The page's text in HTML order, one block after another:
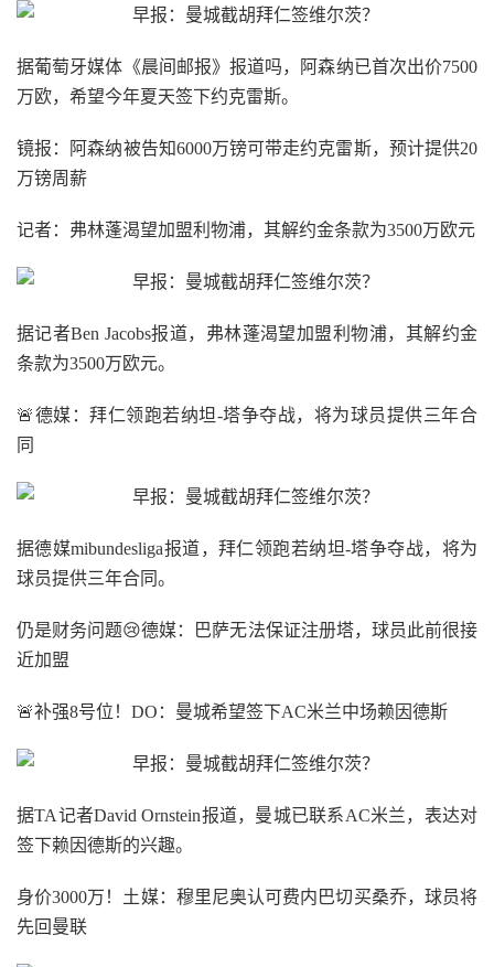
据葡萄牙媒体《晨间邮报》报道吗，阿森纳已首次出价7500
万欧，希望今年夏天签下约克雷斯。
镜报：阿森纳被告知6000万镑可带走约克雷斯，预计提供20
万镑周薪
记者：弗林蓬渴望加盟利物浦，其解约金条款为3500万欧元
据记者Ben Jacobs报道，弗林蓬渴望加盟利物浦，其解约金
条款为3500万欧元。
🚨德媒：拜仁领跑若纳坦-塔争夺战，将为球员提供三年合
同
据德媒mibundesliga报道，拜仁领跑若纳坦-塔争夺战，将为
球员提供三年合同。
仍是财务问题😢德媒：巴萨无法保证注册塔，球员此前很接
近加盟
🚨补强8号位！DO：曼城希望签下AC米兰中场赖因德斯
据TA记者David Ornstein报道，曼城已联系AC米兰，表达对
签下赖因德斯的兴趣。
身价3000万！土媒：穆里尼奥认可费内巴切买桑乔，球员将
先回曼联